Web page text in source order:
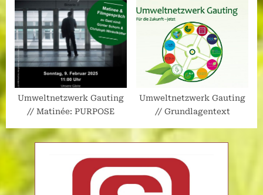
Aktionswoche
Umweltnetzwerk Gauting
// Matinée: PURPOSE
Umweltnetzwerk Gauting
// Grundlagentext